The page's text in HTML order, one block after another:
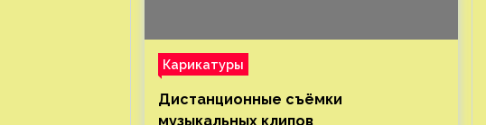
Карикатуры
Дистанционные съёмки
музыкальных клипов⁠⁠